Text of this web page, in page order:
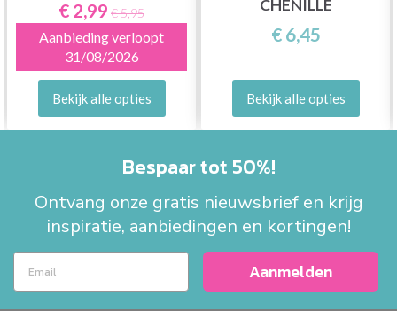
€ 2,99 € 5,95
Aanbieding verloopt
31/08/2026
Bekijk alle opties
CHENILLE
€ 6,45
Bekijk alle opties
Bespaar tot 50%!
Ontvang onze gratis nieuwsbrief en krijg
inspiratie, aanbiedingen en kortingen!
Aanmelden